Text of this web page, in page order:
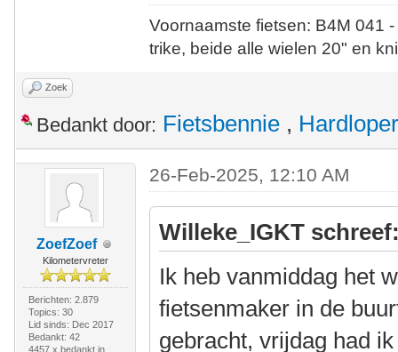
Voornaamste fietsen: B4M
trike, beide alle wielen 20" en
Zoek
Bedankt door: Fietsbennie , Hardloper
ZoefZoef
Kilometervreter
Berichten: 2.879
Topics: 30
Lid sinds: Dec 2017
Bedankt: 42
4457 x bedankt in
26-Feb-2025, 12:10 AM
Willeke_IGKT
Ik heb vanmiddag het
fietsenmaker in de
gebracht, vrijdag had